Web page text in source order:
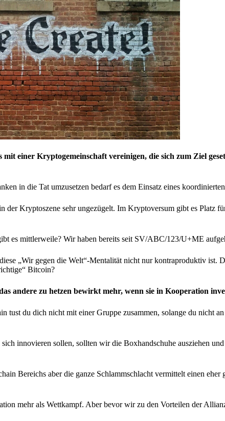
einer Kryptogemeinschaft vereinigen, die sich zum Ziel
in die Tat umzusetzen bedarf es dem Einsatz eines
Kryptoszene sehr ungezügelt. Im Kryptoversum gibt es Platz
es mittlerweile? Wir haben bereits seit SV/ABC/123/U+ME
„Wir gegen die Welt“-Mentalität nicht nur kontraproduktiv ist.
Bitcoin?
andere zu hetzen bewirkt mehr, wenn sie in Kooperation
tust du dich nicht mit einer Gruppe zusammen, solange du nicht
innovieren sollen, sollten wir die Boxhandschuhe ausziehen
Bereichs aber die ganze Schlammschlacht vermittelt einen eher
mehr als Wettkampf. Aber bevor wir zu den Vorteilen der